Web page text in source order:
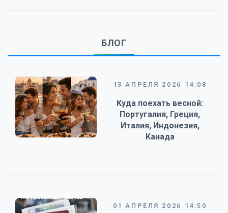
БЛОГ
13 АПРЕЛЯ 2026 14:08
Куда поехать весной:
Португалия, Греция,
Италия, Индонезия,
Канада
01 АПРЕЛЯ 2026 14:50